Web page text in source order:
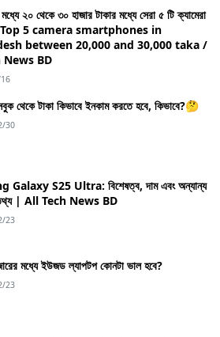
মধ্যে ২০ থেকে ৩০ হাজার টাকার মধ্যে সেরা ৫ টি ক্যামেরা
- Top 5 camera smartphones in
between 20,000 and 30,000 taka /
News BD
থেকে টাকা কিভাবে ইনকাম করতে হবে, কিভাবে?🤔
30
Galaxy S25 Ultra: বিশেষত্ব, দাম এবং অন্যান্য
তথ্য | All Tech News BD
23
মধ্যে ইউজড ল্যাপটপ কোনটা ভাল হবে?
23